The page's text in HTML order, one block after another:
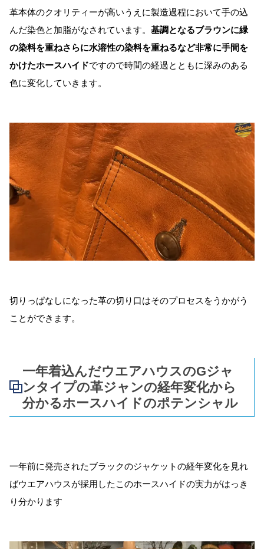
革本体のクオリティーが高いうえに製造過程において手の込
んだ染色と加脂がなされています。 基調となるブラウンに緑
の染料を重ねさらに水溶性の染料を重ねるなど非常に手間を
かけたホースハイドですので時間の経過とともに深みのある
色に変化していきます。
切りっぱなしになった革の切り口はそのプロセスをうかがう
ことができます。
一年着込んだウエアハウスのGジャ
ンタイプの革ジャンの経年変化から
分かるホースハイドのポテンシャル
一年前に発売されたブラックのジャケットの経年変化を見れ
ばウエアハウスが採用したこのホースハイドの実力がはっき
り分かります